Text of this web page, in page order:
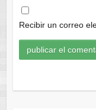
Recibir un correo